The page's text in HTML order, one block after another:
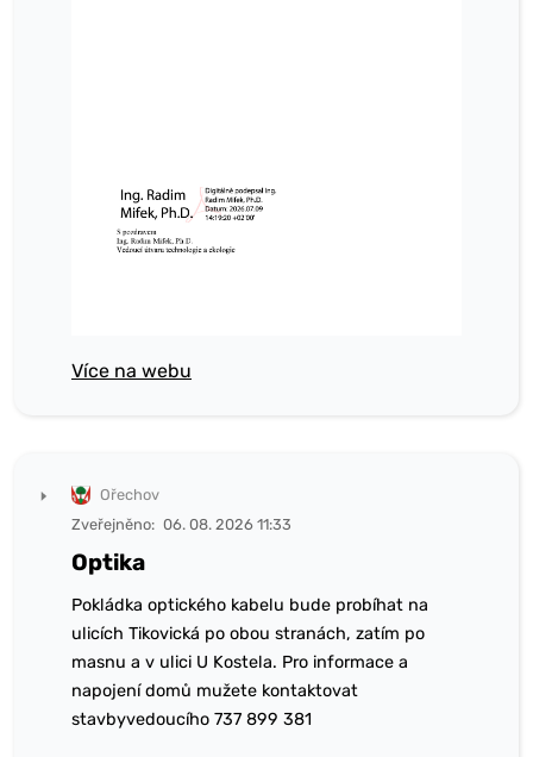
Více na webu
Ořechov
Zveřejněno: 06. 08. 2026 11:33
Optika
Pokládka optického kabelu bude probíhat na
ulicích Tikovická po obou stranách, zatím po
masnu a v ulici U Kostela. Pro informace a
napojení domů mužete kontaktovat
stavbyvedoucího 737 899 381